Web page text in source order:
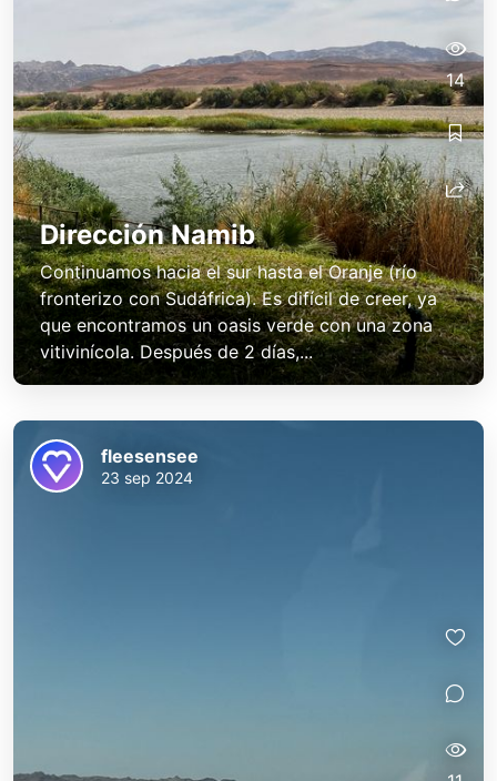
Dirección Namib
Continuamos hacia el sur hasta el Oranje (río
fronterizo con Sudáfrica). Es difícil de creer, ya
que encontramos un oasis verde con una zona
vitivinícola. Después de 2 días,...
14
fleesensee
23 sep 2024